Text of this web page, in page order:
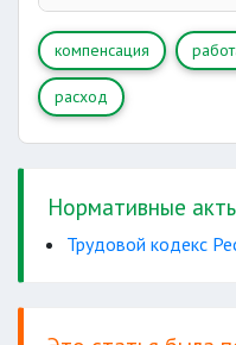
иные расходы
также
компенсация
расход
Нормативные
Трудовой кодекс